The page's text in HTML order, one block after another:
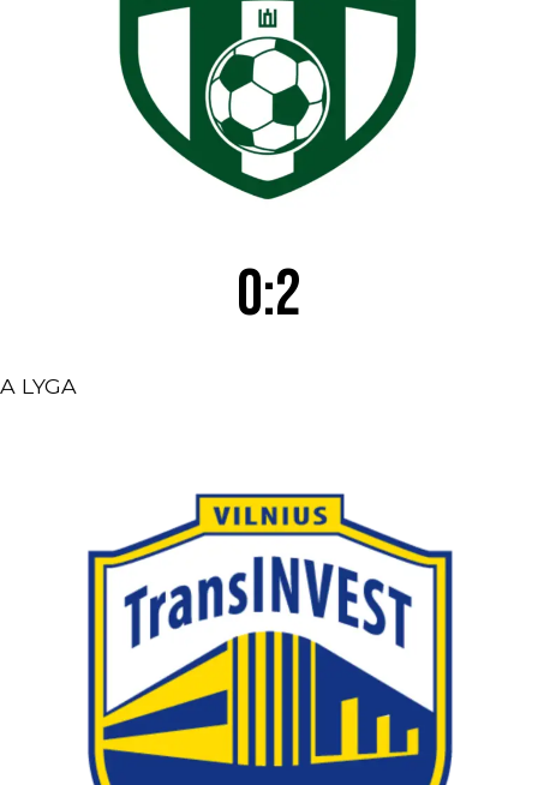
0:2
A LYGA